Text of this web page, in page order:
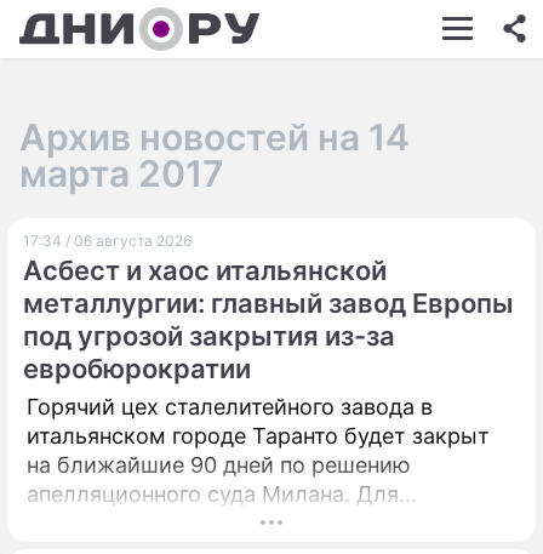
ШОУ-БИЗНЕС
КИНО
ЭКОНОМИКА
ПРОИСШЕСТВИЯ
СТИЛЬ ЖИЗНИ
СЕРИАЛЫ
Архив новостей на 14
марта 2017
17:34 / 06 августа 2026
Асбест и хаос итальянской
металлургии: главный завод Европы
под угрозой закрытия из-за
евробюрократии
Горячий цех сталелитейного завода в
итальянском городе Таранто будет закрыт
на ближайшие 90 дней по решению
апелляционного суда Милана. Для
возобновления производства необходимо